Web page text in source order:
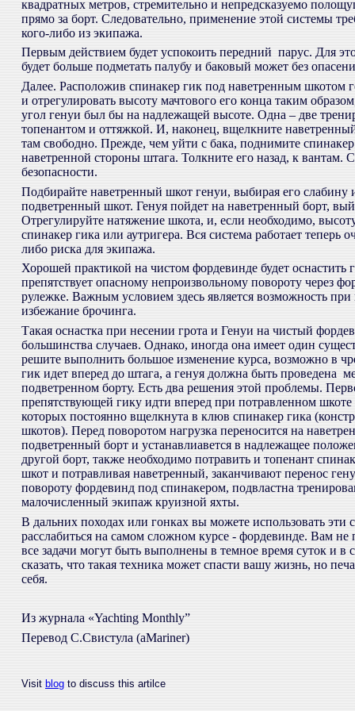
квадратных метров, стремительно и непредсказуемо
прямо за борт. Следовательно, применение этой системы
кого-либо из экипажа.
Первым действием будет успокоить передний парус. Для
будет больше подметать палубу и баковый может без
Далее. Расположив спинакер гик под наветренным шкотом
и отрегулировать высоту мачтового его конца таким
угол генуи был бы на надлежащей высоте. Одна – две
топенантом и оттяжкой. И, наконец, вщелкните
там свободно. Прежде, чем уйти с бака, поднимите
наветренной стороны штага. Толкните его назад, к вантам.
безопасности.
Подбирайте наветренный шкот генуи, выбирая его слабину
подветренный шкот. Генуя пойдет на наветренный борт,
Отрегулируйте натяжение шкота, и, если необходимо,
спинакер гика или аутригера. Вся система работает теперь
либо риска для экипажа.
Хорошей практикой на чистом фордевинде будет оснастить
препятствует опасному непроизвольному повороту через
рулежке. Важным условием здесь является возможность при
избежание брочинга.
Такая оснастка при несении грота и Генуи на чистый
большинства случаев. Однако, иногда она имеет один
решите выполнить большое изменение курса, возможно в
гик идет вперед до штага, а генуя должна быть
подветренном борту. Есть два решения этой проблемы.
препятствующей гику идти вперед при потравленном
которых постоянно вщелкнута в клюв спинакер гика
шкотов). Перед поворотом нагрузка переносится на
подветренный борт и устанавлиавется в надлежащее
другой борт, также необходимо потравить и топенант
шкот и потравливая наветренный, заканчивают перенос
повороту фордевинд под спинакером, подвластна
малочисленный экипаж круизной яхты.
В дальних походах или гонках вы можете использовать
расслабиться на самом сложном курсе - фордевинде. Вам
все задачи могут быть выполнены в темное время суток и
сказать, что такая техника может спасти вашу жизнь, но
себя.
Из журнала «Yachting Monthly”
Перевод С.Свистула (aMariner)
Visit blog to discuss this artilce